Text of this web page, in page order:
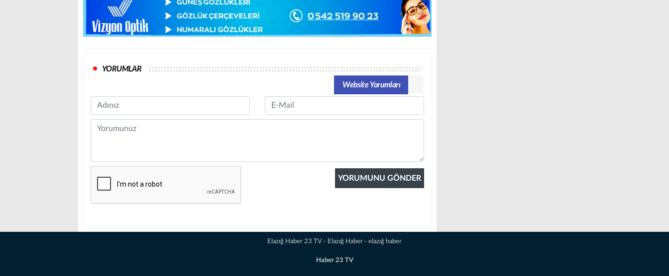
YORUMLAR
Website Yorumları
Name Email
Comment
Elazığ Haber 23 TV - Elazığ Haber - elazığ haber
Haber 23 TV